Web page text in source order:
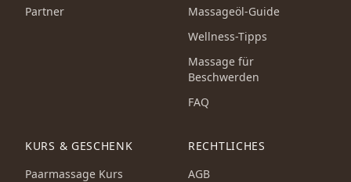
Partner
Massageöl-Guide
Wellness-Tipps
Massage für
Beschwerden
FAQ
KURS & GESCHENK
Paarmassage Kurs
RECHTLICHES
AGB